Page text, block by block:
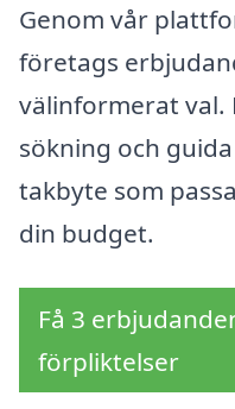
Genom vår
företags
välinformerat val.
sökning och
takbyte som
din budget.
Få 3
förpliktelser